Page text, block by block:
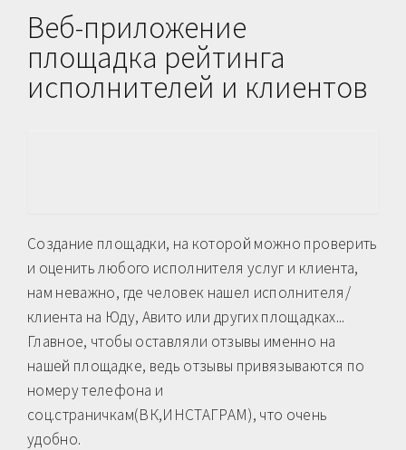
Веб-приложение
площадка рейтинга
исполнителей и клиентов
Создание площадки, на которой можно проверить
и оценить любого исполнителя услуг и клиента,
нам неважно, где человек нашел исполнителя/
клиента на Юду, Авито или других площадках...
Главное, чтобы оставляли отзывы именно на
нашей площадке, ведь отзывы привязываются по
номеру телефона и
соц.страничкам(ВК,ИНСТАГРАМ), что очень
удобно.